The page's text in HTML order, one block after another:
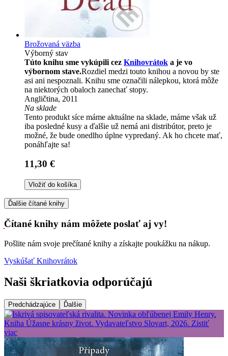
Brožovaná väzba
Výborný stav
Túto knihu sme vykúpili cez Knihovrátok a je vo
výbornom stave.Rozdiel medzi touto knihou a novou by ste
asi ani nespoznali. Knihu sme označili nálepkou, ktorá môže
na niektorých obaloch zanechať stopy.
Angličtina, 2011
Na sklade
Tento produkt síce máme aktuálne na sklade, máme však už
iba posledné kusy a ďalšie už nemá ani distribútor, preto je
možné, že bude onedlho úplne vypredaný. Ak ho chcete mať,
ponáhľajte sa!
11,30 €
Vložiť do košíka
Ďalšie čítané knihy
Čítané knihy nám môžete poslať aj vy!
Pošlite nám svoje prečítané knihy a získajte poukážku na nákup.
Vyskúšať Knihovrátok
Naši škriatkovia odporúčajú
Predchádzajúce Ďalšie